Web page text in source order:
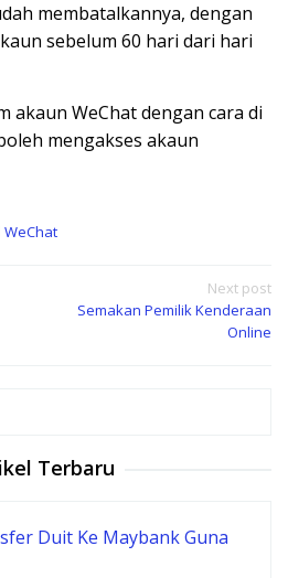
membatalkannya, dengan
sebelum 60 hari dari hari
akaun WeChat dengan cara di
mengakses akaun
WeChat
Next post
Semakan Pemilik Kenderaan
Online
Terbaru
Duit Ke Maybank Guna